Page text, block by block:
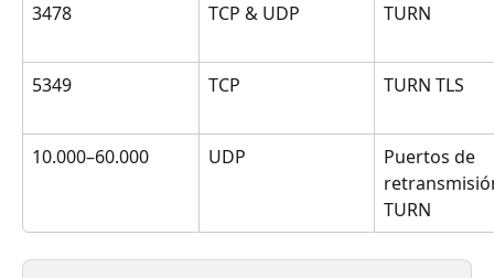
3478 TCP & UDP TURN
5349 TCP TURN TLS
10.000–60.000 UDP
Puertos de
TURN